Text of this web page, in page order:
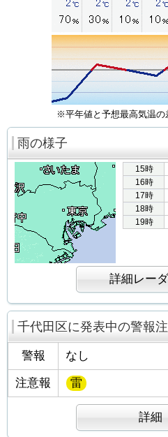
※平年値と予想最高気温の
雨の様子
15時
16時
17時
18時
19時
詳細レー
千代田区に発表中の警報
警報 なし
注意報 雷
詳細